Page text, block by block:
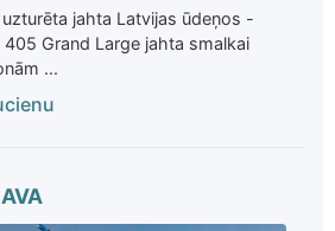
jahta Latvijas ūdeņos -
Grand Large jahta smalkai
...